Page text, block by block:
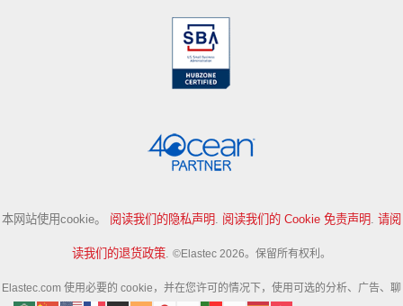
本网站使用cookie。 阅读我们的隐私声明. 阅读我们的 Cookie 免责声明. 请阅
读我们的退货政策. ©Elastec 2026。保留所有权利。
Elastec.com 使用必要的 cookie，并在您许可的情况下，使用可选的分析、广告、聊